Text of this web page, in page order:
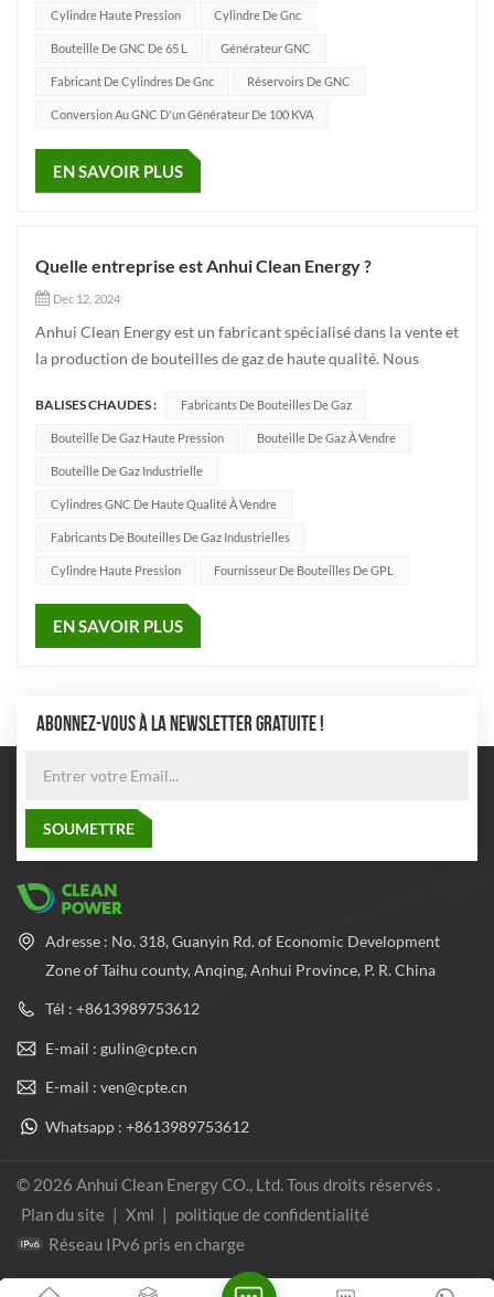
cette transition énergétique verte, sobre en carbone et
hautement efficac...
Cylindre Haute Pression Cylindre De Gnc
Bouteille De GNC De 65 L Générateur GNC
Fabricant De Cylindres De Gnc Réservoirs De GNC
Conversion Au GNC D'un Générateur De 100 KVA
EN SAVOIR PLUS
Quelle entreprise est Anhui Clean Energy ?
Dec 12, 2024
Anhui Clean Energy est un fabricant spécialisé dans la vente et
la production de bouteilles de gaz de haute qualité. Nous
ventes couvrent divers pays, dont l'Amérique centrale et du
Sud, l'Afrique, l'Asie et l'Europe, offrant aux client...
BALISES CHAUDES : Fabricants De Bouteilles De Gaz
Bouteille De Gaz Haute Pression Bouteille De Gaz À Vendre
Bouteille De Gaz Industrielle
Cylindres GNC De Haute Qualité À Vendre
Fabricants De Bouteilles De Gaz Industrielles
Cylindre Haute Pression Fournisseur De Bouteilles De GPL
EN SAVOIR PLUS
ABONNEZ-VOUS À LA NEWSLETTER GRATUITE !
Adresse : No. 318, Guanyin Rd. of Economic Development
Zone of Taihu county, Anqing, Anhui Province, P. R. China
Tél : +8613989753612
E-mail : gulin@cpte.cn
E-mail : ven@cpte.cn
Whatsapp : +8613989753612
© 2026 Anhui Clean Energy CO., Ltd. Tous droits réservés .
Plan du site
Xml
politique de confidentialité
Réseau IPv6 pris en charge